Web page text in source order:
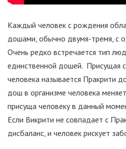
Каждый человек с рождения
дошами, обычно двумя-тремя, с
Очень редко встречается тип
единственной дошей. Присущая
человека называется Пракрити
дош в организме человека
присуща человеку в данный
Если Викрити не совпадает с
дисбаланс, и человек рискует